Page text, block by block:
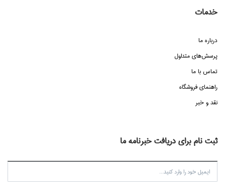
خدمات
درباره ما
پرسش‌هاي متداول
تماس با ما
راهنماي فروشگاه
نقد و خبر
ثبت نام برای دریافت خبرنامه ما